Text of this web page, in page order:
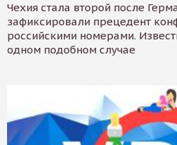
Чехия стала второй после
зафиксировали прецедент
российскими номерами.
одном подобном случае